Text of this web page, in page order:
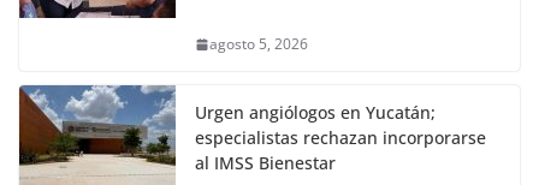
agosto 5, 2026
Urgen angiólogos en Yucatán;
especialistas rechazan incorporarse
al IMSS Bienestar